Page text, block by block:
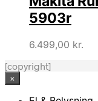
5903r
6.499,00 kr.
[copyright]
×